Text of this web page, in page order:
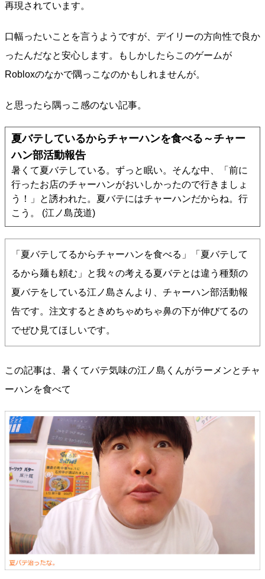
再現されています。
口幅ったいことを言うようですが、デイリーの方向性で良か
ったんだなと安心します。もしかしたらこのゲームが
Robloxのなかで隅っこなのかもしれませんが。
と思ったら隅っこ感のない記事。
夏バテしているからチャーハンを食べる～チャー
ハン部活動報告
暑くて夏バテしている。ずっと眠い。そんな中、「前に
行ったお店のチャーハンがおいしかったので行きましょ
う！」と誘われた。夏バテにはチャーハンだからね。行
こう。 (江ノ島茂道)
「夏バテしてるからチャーハンを食べる」「夏バテして
るから麺も頼む」と我々の考える夏バテとは違う種類の
夏バテをしている江ノ島さんより、チャーハン部活動報
告です。注文するときめちゃめちゃ鼻の下が伸びてるの
でぜひ見てほしいです。
この記事は、暑くてバテ気味の江ノ島くんがラーメンとチャ
ーハンを食べて